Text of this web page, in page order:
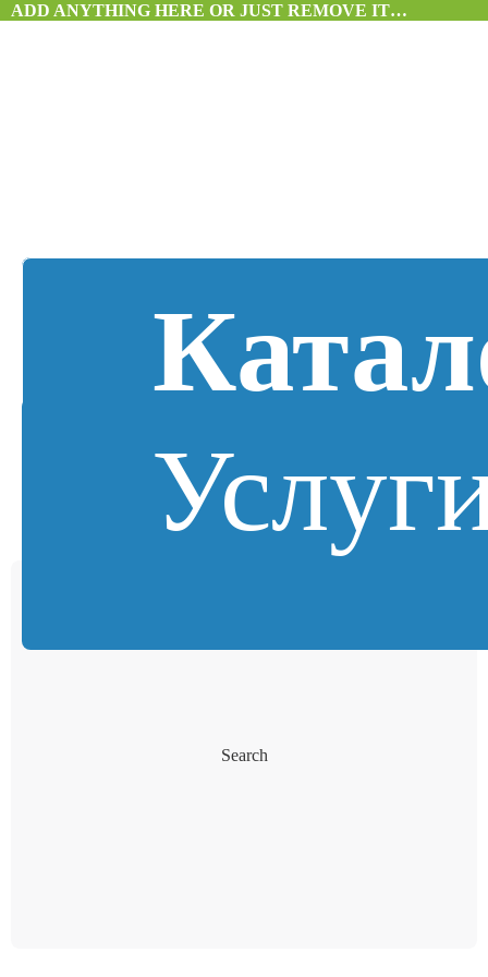
ADD ANYTHING HERE OR JUST REMOVE IT…
Search